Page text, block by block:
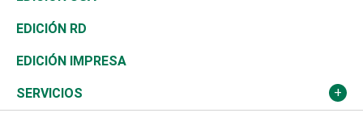
Ocenanía
Caribe
Resto del mundo
Telecom.
Global y variable
Economía personal
Sociales
Novedades
Podcast Arte Libre
Tenis
Olimpismo
Más deportes
En Directo
Frente al Statu Quo
El Espía
Historia
Despertando al gigante
Cambio climático
Revista
Deportes
Opinión
EDICIÓN RD
EDICIÓN IMPRESA
SERVICIOS